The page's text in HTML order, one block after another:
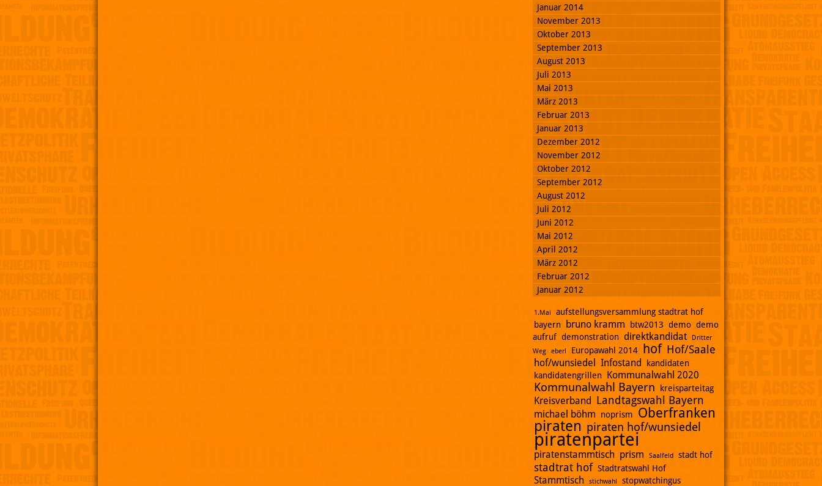
Januar 2014
November 2013
Oktober 2013
September 2013
August 2013
Juli 2013
Mai 2013
März 2013
Februar 2013
Januar 2013
Dezember 2012
November 2012
Oktober 2012
September 2012
August 2012
Juli 2012
Juni 2012
Mai 2012
April 2012
März 2012
Februar 2012
Januar 2012
1.Mai
aufstellungsversammlung stadtrat hof
bayern
bruno kramm btw2013 demo demo
aufruf demonstration direktkandidat
Dritter
Weg
eberl Europawahl 2014 hof Hof/Saale
hof/wunsiedel Infostand
kandidaten
kandidatengrillen Kommunalwahl 2020
Kommunalwahl Bayern kreisparteitag
Kreisverband Landtagswahl Bayern
michael böhm noprism Oberfranken
piraten piraten hof/wunsiedel
piratenpartei
piratenstammtisch prism Saalfeld stadt hof
stadtrat hof Stadtratswahl Hof
Stammtisch stichwahl stopwatchingus